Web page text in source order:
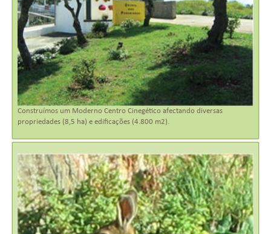
Construímos um Moderno Centro Cinegético afectando diversas
propriedades (8,5 ha) e edificações (4.800 m2).